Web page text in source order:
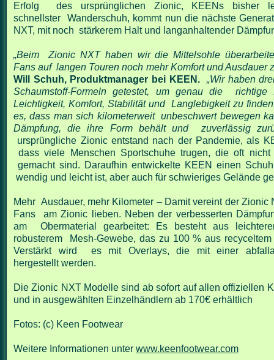
Erfolg des ursprünglichen Zionic, KEENs bisher
schnellster Wanderschuh, kommt nun die nächste
NXT, mit noch stärkerem Halt und langanhaltender
„Beim Zionic NXT haben wir die Mittelsohle
Fans auf langen Touren noch mehr Komfort und Ausdauer
Will Schuh, Produktmanager bei KEEN.„Wir haben
Schaumstoff-Formeln getestet, um genau die richtige
Leichtigkeit, Komfort, Stabilität und Langlebigkeit zu
es, dass man sich kilometerweit unbeschwert bewegen
Dämpfung, die ihre Form behält und zuverlässig
ursprüngliche Zionic entstand nach der Pandemie, als
dass viele Menschen Sportschuhe trugen, die oft nicht
gemacht sind. Daraufhin entwickelte KEEN einen
wendig und leicht ist, aber auch für schwieriges Gelände
Mehr Ausdauer, mehr Kilometer – Damit vereint der Zionic
Fans am Zionic lieben. Neben der verbesserten
am Obermaterial gearbeitet: Es besteht aus
robusterem Mesh-Gewebe, das zu 100 % aus recyceltem
Verstärkt wird es mit Overlays, die mit einer
hergestellt werden.
Die Zionic NXT Modelle sind ab sofort auf allen offiziellen
und in ausgewählten Einzelhändlern ab 170€ erhältlich
Fotos: (c) Keen Footwear
Weitere Informationen unter www.keenfootwear.com